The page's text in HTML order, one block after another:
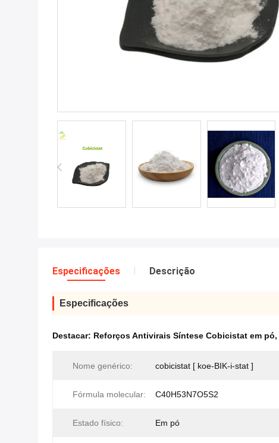
Especificações Descrição
Especificações
Destacar: Reforços Antivirais Síntese Cobicistat em pó,
Nome genérico: cobicistat [ koe-BIK-i-stat ]
Fórmula molecular: C40H53N7O5S2
Estado físico: Em pó